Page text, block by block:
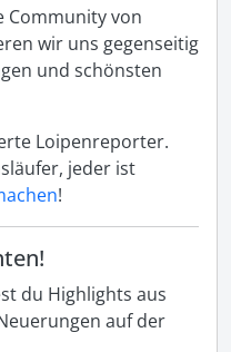
Community von
wir uns gegenseitig
und schönsten
Loipenreporter.
jeder ist
!
du Highlights aus
auf der